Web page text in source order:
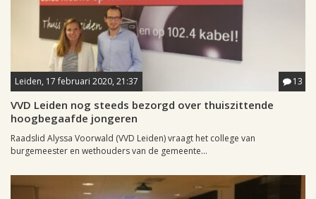
Leiden, 17 februari 2020, 21:37 13
VVD Leiden nog steeds bezorgd over thuiszittende
hoogbegaafde jongeren
Raadslid Alyssa Voorwald (VVD Leiden) vraagt het college van
burgemeester en wethouders van de gemeente...